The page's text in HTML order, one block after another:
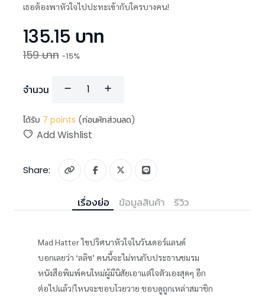
เธอต้องพาหัวใจไปปะทะเข้ากับใครบางคน!
135.15 บาท
159บาท -15%
จำนวน
ได้รับ 7 points (ก่อนหักส่วนลด)
Add Wishlist
Share:
เรื่องย่อ ข้อมูลสินค้า รีวิว
Mad Hatter ไขปริศนาหัวใจในวันเดอร์แลนด์
บอกเลยว่า ‘ลลิซ’ คนนี้จะไม่ทนกับประธานชมรม
หนังสือพิมพ์คนใหม่ผู้มีนิสัยเอาแต่ใจตัวเองสุดๆ อีก
ต่อไปแล้ว!ไหนจะชอบโวยวาย ชอบดูถูกเหล่าสมาชิก